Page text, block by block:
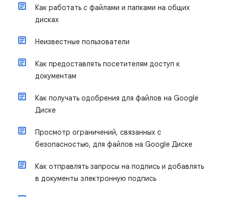
Как работать с файлами и папками на общих
дисках
Неизвестные пользователи
Как предоставлять посетителям доступ к
документам
Как получать одобрения для файлов на Google
Диске
Просмотр ограничений, связанных с
безопасностью, для файлов на Google Диске
Как отправлять запросы на подпись и добавлять
в документы электронную подпись